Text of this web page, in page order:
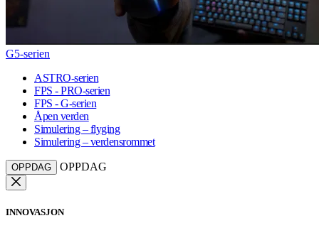
G5-serien
ASTRO-serien
FPS - PRO-serien
FPS - G-serien
Åpen verden
Simulering – flyging
Simulering – verdensrommet
OPPDAG OPPDAG
INNOVASJON